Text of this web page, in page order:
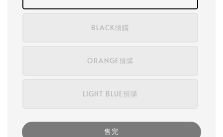
BLACK預購
ORANGE預購
LIGHT BLUE預購
售完